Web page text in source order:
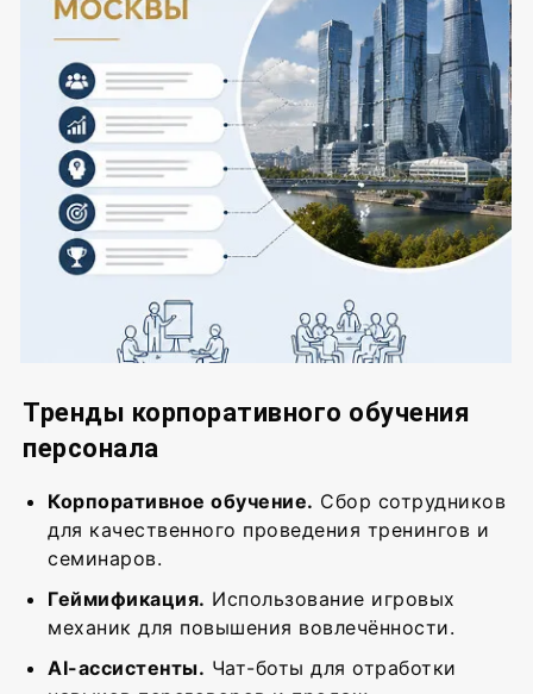
Тренды корпоративного обучения
персонала
Корпоративное обучение. Сбор сотрудников
для качественного проведения тренингов и
семинаров.
Геймификация. Использование игровых
механик для повышения вовлечённости.
AI-ассистенты. Чат-боты для отработки